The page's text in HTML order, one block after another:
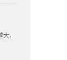
，